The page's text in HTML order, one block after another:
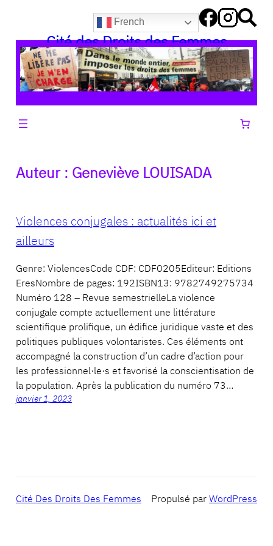
contenu
French
Cité des Droits des Femmes
Auteur : Geneviève LOUISADA
Violences conjugales : actualités ici et
ailleurs
Genre: ViolencesCode CDF: CDF0205Editeur: Editions
EresNombre de pages: 192ISBN13: 9782749275734
Numéro 128 – Revue semestrielleLa violence
conjugale compte actuellement une littérature
scientifique prolifique, un édifice juridique vaste et des
politiques publiques volontaristes. Ces éléments ont
accompagné la construction d’un cadre d’action pour
les professionnel·le·s et favorisé la conscientisation de
la population. Après la publication du numéro 73…
janvier 1, 2023
Cité Des Droits Des Femmes Propulsé parWordPress